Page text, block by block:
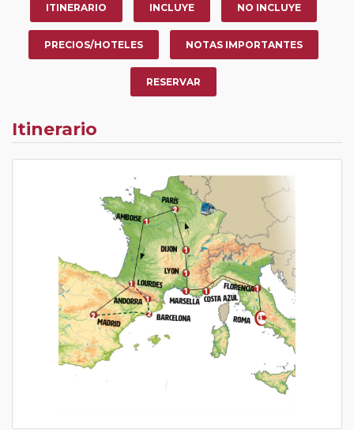
o los que estén en luna de miel contarán con un
descuento del 5%.
ITINERARIO INCLUYE NO INCLUYE
PRECIOS/HOTELES NOTAS IMPORTANTES
RESERVAR
Itinerario